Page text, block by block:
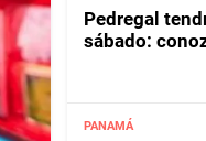
Pedregal
sábado:
PANAMÁ